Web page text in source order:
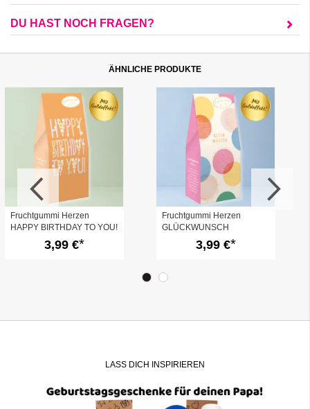
DU HAST NOCH FRAGEN?
ÄHNLICHE PRODUKTE
Fruchtgummi Herzen
HAPPY BIRTHDAY TO YOU!
- Flower Power
3,99 €
Fruchtgummi Herzen
GLÜCKWUNSCH
3,99 €
LASS DICH INSPIRIEREN